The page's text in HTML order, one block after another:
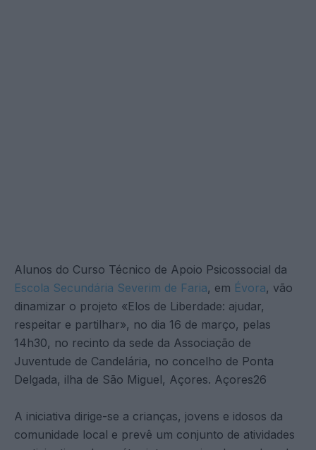
Alunos do Curso Técnico de Apoio Psicossocial da
Escola Secundária Severim de Faria, em Évora, vão
dinamizar o projeto «Elos de Liberdade: ajudar,
respeitar e partilhar», no dia 16 de março, pelas
14h30, no recinto da sede da Associação de
Juventude de Candelária, no concelho de Ponta
Delgada, ilha de São Miguel, Açores. Açores26
A iniciativa dirige-se a crianças, jovens e idosos da
comunidade local e prevê um conjunto de atividades